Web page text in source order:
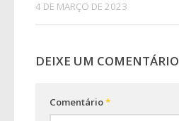
4 DE MARÇO DE 2023
DEIXE UM COMENTÁRIO
Comentário*